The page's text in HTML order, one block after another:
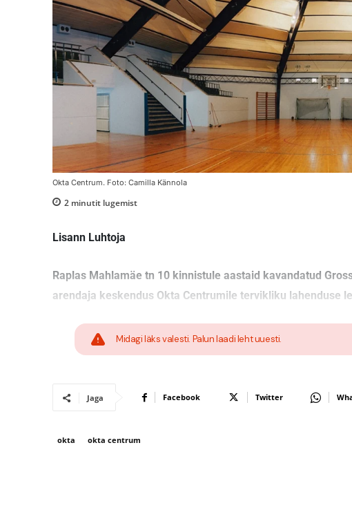
Okta Centrum. Foto: Camilla Kännola
2 minutit lugemist
Lisann Luhtoja
Raplas Mahlamäe tn 10 kinnistule aastaid kavandatud
arendaja keskendus Okta Centrumile tervikliku lahenduse
Midagi läks valesti. Palun laadi leht uuesti.
Jaga Facebook Twitter
okta okta centrum